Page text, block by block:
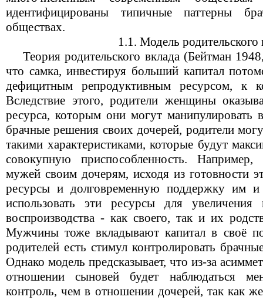
идентифицированы типичные паттерны
обществах.
1.1. Модель
Теория родительского вклада (Бейтман
что самка, инвестируя больший капитал
дефицитным репродуктивным ресурсом, к
Вследствие этого, родители женщины
ресурса, которым они могут манипулировать
брачные решения своих дочерей, родители
такими характеристиками, которые будут
совокупную приспособленность.
мужей своим дочерям, исходя из готовности
ресурсы и долговременную поддержку им
использовать эти ресурсы для
воспроизводства - как своего, так и их
Мужчины тоже вкладывают капитал в своё
родителей есть стимул контролировать
Однако модель предсказывает, что из-за
отношении сыновей будет наблюдаться
контроль, чем в отношении дочерей, так как